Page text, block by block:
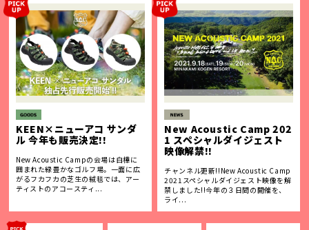
KEEN×ニューアコ サンダ
ル 今年も販売決定!!
New Acoustic Campの会場は白樺に
囲まれた緑豊かなゴルフ場。一面に広
がるフカフカの芝生の絨毯では、アー
ティストのアコースティ...
New Acoustic Camp 202
1 スペシャルダイジェスト
映像解禁!!
チャンネル更新!!New Acoustic Camp
2021スペシャルダイジェスト映像を解
禁しました!!今年の３日間の開催を、
ライ...